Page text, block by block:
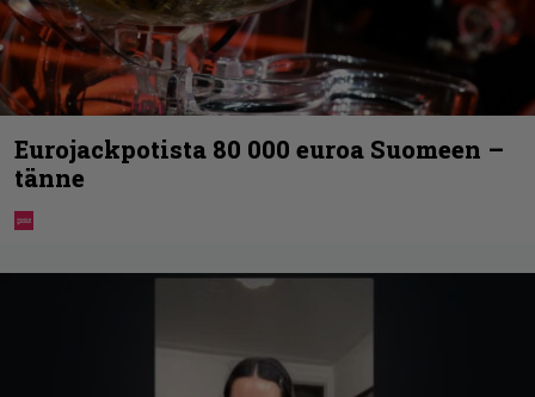
Eurojackpotista 80 000 euroa Suomeen –
tänne